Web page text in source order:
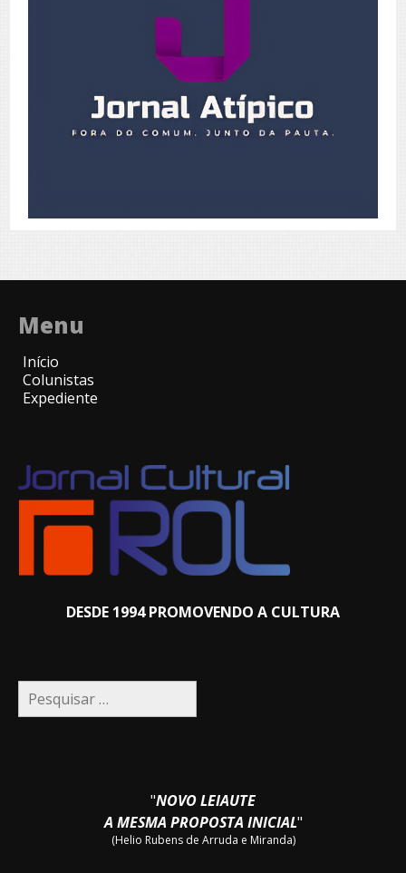
Menu
Início
Colunistas
Expediente
DESDE 1994 PROMOVENDO A CULTURA
Pesquisar
por:
"NOVO LEIAUTE
A MESMA PROPOSTA INICIAL"
(Helio Rubens de Arruda e Miranda)